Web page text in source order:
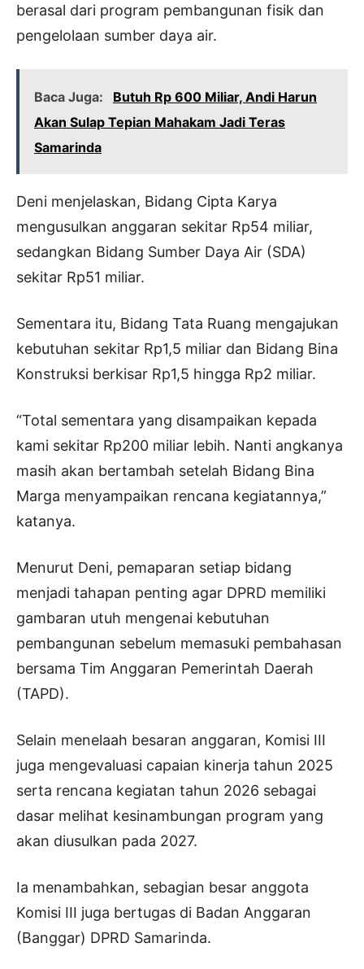
berasal dari program pembangunan fisik dan
pengelolaan sumber daya air.
Baca Juga:
Butuh Rp 600 Miliar, Andi Harun
Akan Sulap Tepian Mahakam Jadi Teras
Samarinda
Deni menjelaskan, Bidang Cipta Karya
mengusulkan anggaran sekitar Rp54 miliar,
sedangkan Bidang Sumber Daya Air (SDA)
sekitar Rp51 miliar.
Sementara itu, Bidang Tata Ruang mengajukan
kebutuhan sekitar Rp1,5 miliar dan Bidang Bina
Konstruksi berkisar Rp1,5 hingga Rp2 miliar.
“Total sementara yang disampaikan kepada
kami sekitar Rp200 miliar lebih. Nanti angkanya
masih akan bertambah setelah Bidang Bina
Marga menyampaikan rencana kegiatannya,”
katanya.
Menurut Deni, pemaparan setiap bidang
menjadi tahapan penting agar DPRD memiliki
gambaran utuh mengenai kebutuhan
pembangunan sebelum memasuki pembahasan
bersama Tim Anggaran Pemerintah Daerah
(TAPD).
Selain menelaah besaran anggaran, Komisi III
juga mengevaluasi capaian kinerja tahun 2025
serta rencana kegiatan tahun 2026 sebagai
dasar melihat kesinambungan program yang
akan diusulkan pada 2027.
Ia menambahkan, sebagian besar anggota
Komisi III juga bertugas di Badan Anggaran
(Banggar) DPRD Samarinda.